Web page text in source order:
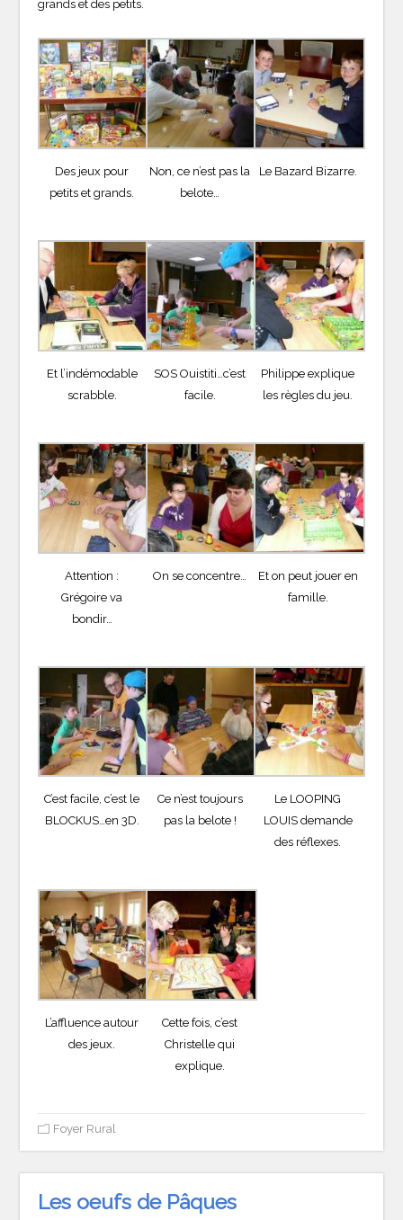
grands et des petits.
Des jeux pour
petits et grands.
Non, ce n’est pas la
belote…
Le Bazard Bizarre.
Et l’indémodable
scrabble.
SOS Ouistiti…c’est
facile.
Philippe explique
les règles du jeu.
Attention :
Grégoire va
bondir…
On se concentre…
Et on peut jouer en
famille.
C’est facile, c’est le
BLOCKUS…en 3D.
Ce n’est toujours
pas la belote !
Le LOOPING
LOUIS demande
des réflexes.
L’affluence autour
des jeux.
Cette fois, c’est
Christelle qui
explique.
Foyer Rural
Les oeufs de Pâques